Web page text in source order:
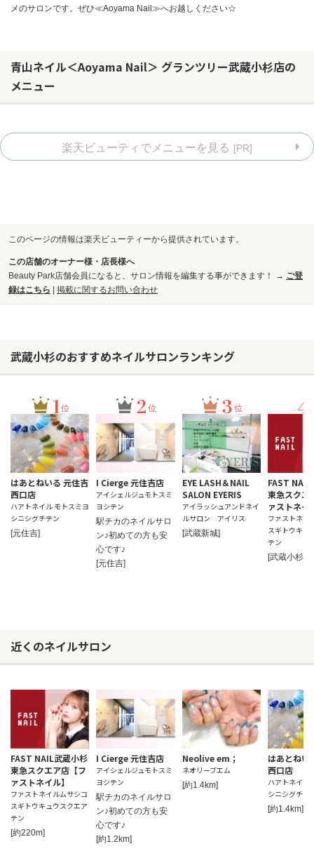
お問い合わせ
メのサロンです。ぜひ≪Aoyama Nail≫へお越しください☆
青山ネイル＜Aoyama Nail＞ グランツリー武蔵小杉店の
メニュー
楽天ビューティでメニューを見る [PR]
このページの情報は楽天ビューティーから提供されています。
この店舗のオーナー様・店長様へ
Beauty Park店舗会員になると、サロン情報を編集する事ができます！ → ご登
録はこちら | 掲載に関するお問い合わせ
武蔵小杉のおすすめネイルサロンランキング
1位
はあとねいる 元住吉
西口店
ハアトネイル モトスミヨ
シニシグチテン
[元住吉]
2 位
I Cierge 元住吉店
アイシェルジュモトスミ
ヨシテン
駅チカのネイルサロ
ン♪初めての方も安
心です♪
[元住吉]
3 位
EYE LASH＆NAIL
SALON EYERIS
アイラッシュアンドネイ
ルサロン アイリス
[武蔵新城]
4
FAST NAIL
東急スクエ
ァストネイ
ファストネイ
スギトウキュ
テン
[武蔵小杉]
近くのネイルサロン
FAST NAIL武蔵小杉
東急スクエア店【フ
ァストネイル】
ファストネイルムサシコ
スギトウキュウスクエア
テン
[約220m]
I Cierge 元住吉店
アイシェルジュモトスミ
ヨシテン
駅チカのネイルサロ
ン♪初めての方も安
心です♪
[約1.2km]
Neolive em；
ネオリーブエム
[約1.4km]
はあとねい
西口店
ハアトネイル
シニシグチテ
[約1.4km]